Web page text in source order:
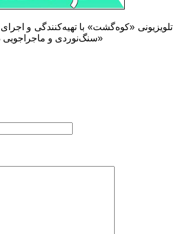
«کوه‌گشت» با تهیه‌کنندگی و
سنگ‌نوردی و ماجراجویی در طبیعت...به زودی پنج‌شنبه‌ها از «شبکه ورزش سیما»